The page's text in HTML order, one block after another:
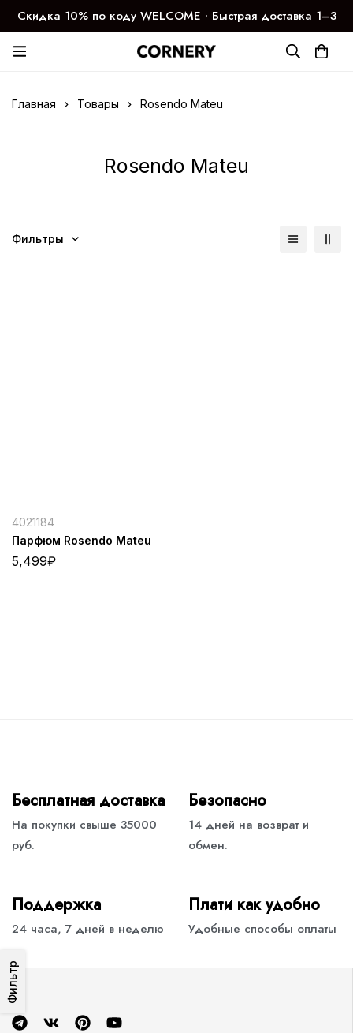
Скидка 10% по коду WELCOME ∙ Быстрая доставка 1–3
дня
Главная Товары Rosendo Mateu
Rosendo Mateu
Фильтр
Фильтры
4021184
Парфюм Rosendo Mateu
5,499₽
Бесплатная доставка
На покупки свыше 35000
руб.
Безопасно
14 дней на возврат и
обмен.
Поддержка
24 часа, 7 дней в неделю
Плати как удобно
Удобные способы оплаты